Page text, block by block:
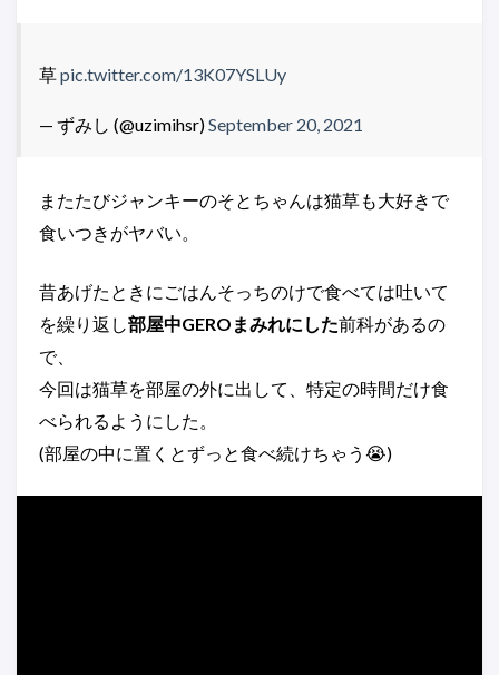
草pic.twitter.com/13K07YSLUy
— ずみし (@uzimihsr)September 20, 2021
またたびジャンキーのそとちゃんは猫草も大好きで
食いつきがヤバい。
昔あげたときにごはんそっちのけで食べては吐いて
を繰り返し部屋中GEROまみれにした前科があるの
で、
今回は猫草を部屋の外に出して、特定の時間だけ食
べられるようにした。
(部屋の中に置くとずっと食べ続けちゃう😭)